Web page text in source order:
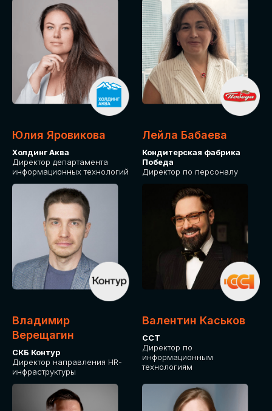
Юлия Яровикова
Холдинг Аква
Директор департамента
информационных технологий
Лейла Бабаева
Кондитерская фабрика
Победа
Директор по персоналу
Владимир
Верещагин
СКБ Контур
Директор направления HR-
инфраструктуры
Валентин Каськов
ССТ
Директор по
информационным
технологиям